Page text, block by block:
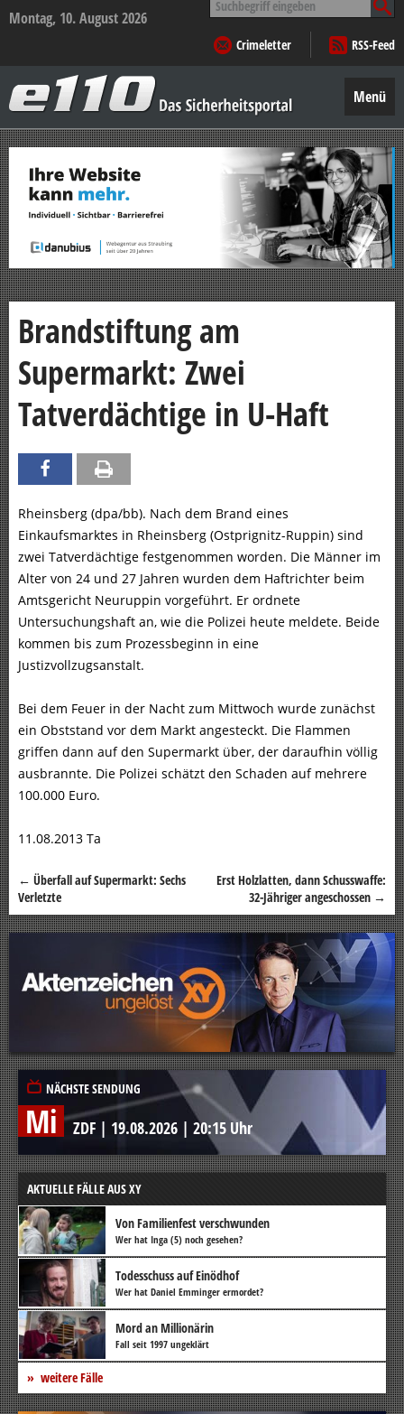
Montag, 10. August 2026
nach:
Crimeletter
RSS-Feed
–
Das
Sicherheitsportal
Menü
Zum
Inhalt
springen
Brandstiftung am
Supermarkt: Zwei
Tatverdächtige in U-Haft
Rheinsberg (dpa/bb). Nach dem Brand eines
Einkaufsmarktes in Rheinsberg (Ostprignitz-Ruppin) sind
zwei Tatverdächtige festgenommen worden. Die Männer im
Alter von 24 und 27 Jahren wurden dem Haftrichter beim
Amtsgericht Neuruppin vorgeführt. Er ordnete
Untersuchungshaft an, wie die Polizei heute meldete. Beide
kommen bis zum Prozessbeginn in eine
Justizvollzugsanstalt.
Bei dem Feuer in der Nacht zum Mittwoch wurde zunächst
ein Obststand vor dem Markt angesteckt. Die Flammen
griffen dann auf den Supermarkt über, der daraufhin völlig
ausbrannte. Die Polizei schätzt den Schaden auf mehrere
100.000 Euro.
11.08.2013 Ta
Beitragsnavigation
← Überfall auf Supermarkt: Sechs
Verletzte
Erst Holzlatten, dann Schusswaffe:
32-Jähriger angeschossen →
NÄCHSTE SENDUNG
Mi ZDF | 19.08.2026 | 20:15 Uhr
AKTUELLE FÄLLE AUS XY
Von Familienfest verschwunden
Wer hat Inga (5) noch gesehen?
Todesschuss auf Einödhof
Wer hat Daniel Emminger ermordet?
Mord an Millionärin
Fall seit 1997 ungeklärt
weitere Fälle